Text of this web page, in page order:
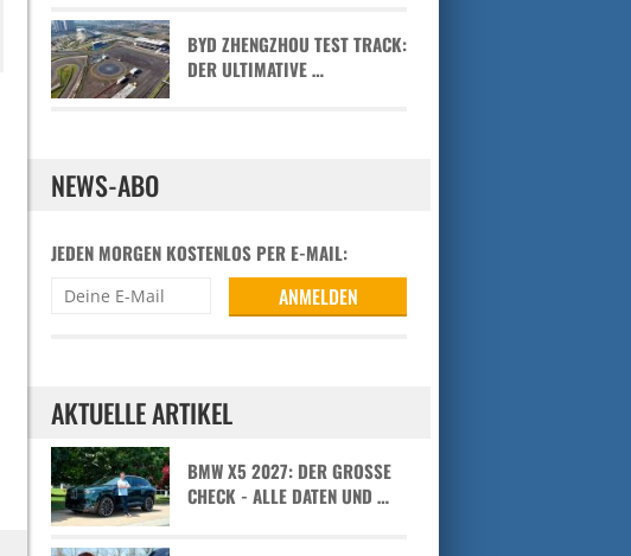
BYD ZHENGZHOU TEST TRACK:
DER ULTIMATIVE …
NEWS-ABO
JEDEN MORGEN KOSTENLOS PER E-MAIL:
AKTUELLE ARTIKEL
BMW X5 2027: DER GROSSE C
HECK - ALLE DATEN UND …